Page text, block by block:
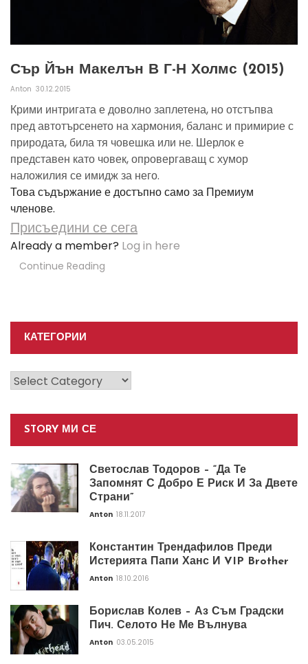
Сър Йън Макелън В Г-Н Холмс (2015)
Anton 30.12.2015
Крими интригата е доволно заплетена, но отстъпва
пред автотърсенето на хармония, баланс и примирие с
природата, била тя човешка или не. Шерлок е
представен като човек, опровергаващ с хумор
наложилия се имидж за него.
Това съдържание е достъпно само за Премиум
членове.
Присъедини се сега
Already a member? Log in here
Continue Reading
КАТЕГОРИИ
Категории
STORY МИ СЕ
Светослав Тодоров – “Да Те
Запомнят С Добро Е Риск И За Двете
Страни”
Anton 18.11.2017
Константин Трендафилов Преди
Истерията Папи Ханс И VIP Brother
Anton 18.10.2016
Борислав Колев – Аз Съм Градски
Пич. Селото Не Ме Вълнува
Anton 03.05.2015